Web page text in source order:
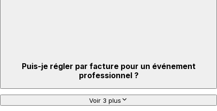
Puis-je régler par facture pour un événement
professionnel ?
Voir 3 plus